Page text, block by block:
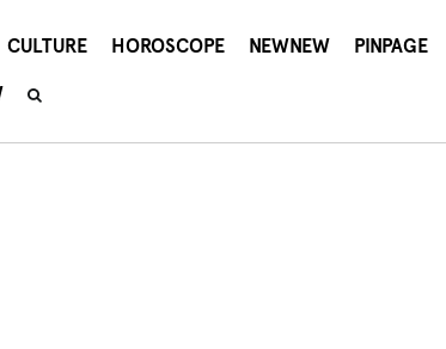
CULTURE HOROSCOPE NEWNEW PINPAGE